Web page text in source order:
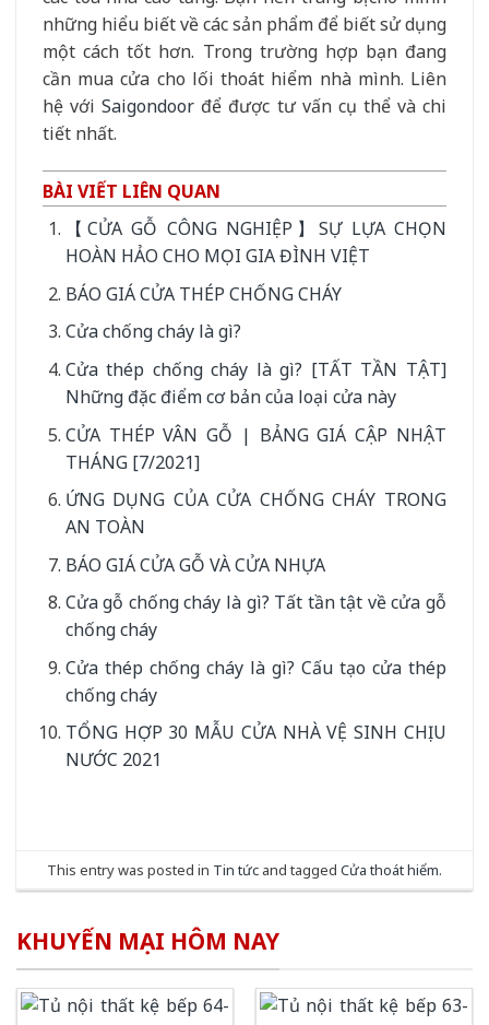
những hiểu biết về các sản phẩm để biết sử dụng
một cách tốt hơn. Trong trường hợp bạn đang
cần mua cửa cho lối thoát hiểm nhà mình. Liên
hệ vớiSaigondoor để được tư vấn cụ thể và chi
tiết nhất.
BÀI VIẾT LIÊN QUAN
【CỬA GỖ CÔNG NGHIỆP】SỰ LỰA CHỌN
HOÀN HẢO CHO MỌI GIA ĐÌNH VIỆT
BÁO GIÁ CỬA THÉP CHỐNG CHÁY
Cửa chống cháy là gì?
Cửa thép chống cháy là gì? [TẤT TẦN TẬT]
Những đặc điểm cơ bản của loại cửa này
CỬA THÉP VÂN GỖ | BẢNG GIÁ CẬP NHẬT
THÁNG [7/2021]
ỨNG DỤNG CỦA CỬA CHỐNG CHÁY TRONG
AN TOÀN
BÁO GIÁ CỬA GỖ VÀ CỬA NHỰA
Cửa gỗ chống cháy là gì? Tất tần tật về cửa gỗ
chống cháy
Cửa thép chống cháy là gì? Cấu tạo cửa thép
chống cháy
TỔNG HỢP 30 MẪU CỬA NHÀ VỆ SINH CHỊU
NƯỚC 2021
This entry was posted in Tin tức and tagged Cửa thoát hiểm.
KHUYẾN MẠI HÔM NAY